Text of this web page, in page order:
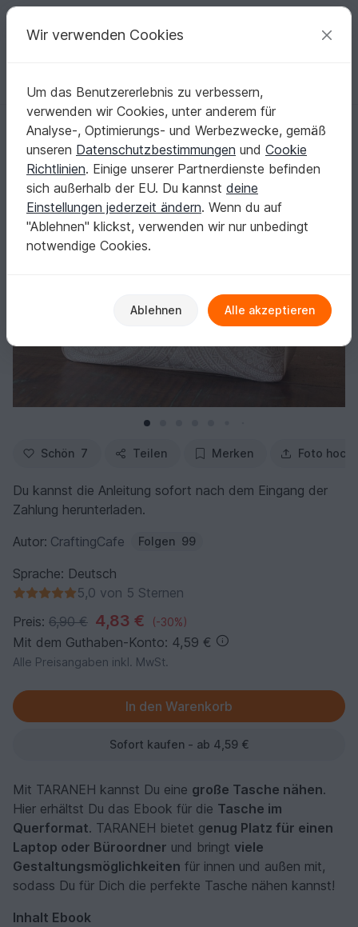
Deine kreativen Ideen
Deutsch | € (EUR) einloggen Kostenlos registrieren
Startseite Nähen Taschen Weitere Taschen
TARANEH - große Tasche nähen - Querformat
TARANEH - große Tasche nähen - Querformat
Schön 7 Teilen Merken Foto
Du kannst die Anleitung sofort nach dem Eingang der
Zahlung herunterladen.
Autor: CraftingCafe Folgen 99
Sprache: Deutsch
5,0 von 5 Sternen
Preis: 6,90 € 4,83 € (-30%)
Mit dem Guthaben-Konto: 4,59 €
Alle Preisangaben inkl. MwSt.
Sofort kaufen - ab 4,59 €
Mit TARANEH kannst Du eine große Tasche nähen.
Hier erhältst Du das Ebook für die Tasche im
Querformat. TARANEH bietet genug Platz für einen
Laptop oder Büroordner und bringt viele
Gestaltungsmöglichkeiten für innen und außen mit,
sodass Du für Dich die perfekte Tasche nähen kannst!
Inhalt Ebook
Wir verwenden Cookies
Um das Benutzererlebnis zu verbessern,
verwenden wir Cookies, unter anderem für
Analyse-, Optimierungs- und Werbezwecke, gemäß
unseren Datenschutzbestimmungen und Cookie
Richtlinien. Einige unserer Partnerdienste befinden
sich außerhalb der EU. Du kannst deine
Einstellungen jederzeit ändern. Wenn du auf
"Ablehnen" klickst, verwenden wir nur unbedingt
notwendige Cookies.
Ablehnen Alle akzeptieren